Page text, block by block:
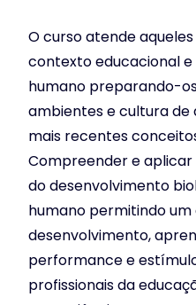
O curso atende
contexto educacional
humano preparando-
ambientes e cultura
mais recentes
Compreender e
do desenvolvimento
humano permitindo
desenvolvimento,
performance e
profissionais da